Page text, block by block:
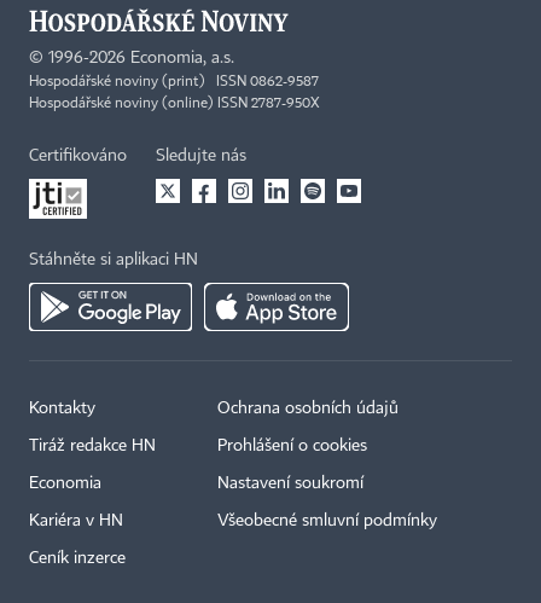
© 1996-2026 Economia, a.s.
Hospodářské noviny (print) ISSN 0862-9587
Hospodářské noviny (online) ISSN 2787-950X
Certifikováno Sledujte nás
Stáhněte si aplikaci HN
Kontakty
Tiráž redakce HN
Economia
Kariéra v HN
Ceník inzerce
Ochrana osobních údajů
Prohlášení o cookies
Nastavení soukromí
Všeobecné smluvní podmínky